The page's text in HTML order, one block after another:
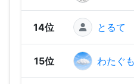
14位 とるて
15位 わたぐも